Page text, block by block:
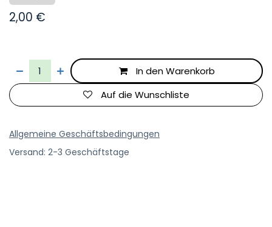
2,00 €
In den Warenkorb
Auf die Wunschliste
Allgemeine Geschäftsbedingungen
Versand: 2-3 Geschäftstage